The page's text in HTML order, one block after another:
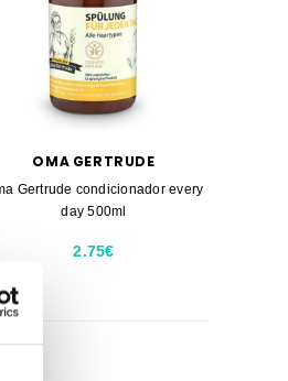
OMA GERTRUDE
Gertrude condicionador every
day 500ml
2.75€